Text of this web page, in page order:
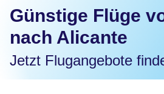
Günstige Flüge
nach Alicante
Jetzt Flugangebote